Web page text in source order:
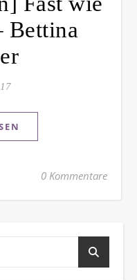
Bettina
0 Kommentare